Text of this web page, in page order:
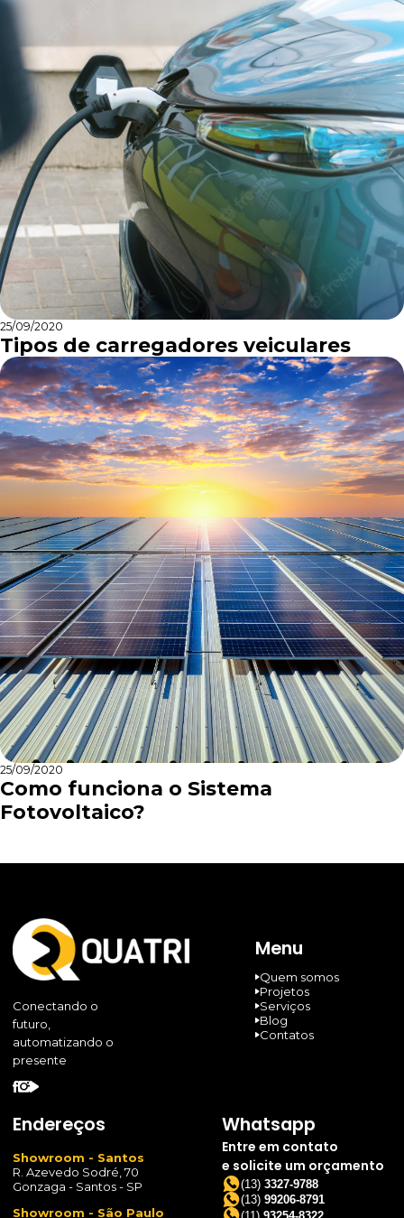
25/09/2020
Tipos de carregadores veiculares
25/09/2020
Como funciona o Sistema
Fotovoltaico?
Conectando o
futuro,
automatizando o
presente
Menu
Quem somos
Projetos
Serviços
Blog
Contatos
Endereços
Showroom - Santos
R. Azevedo Sodré, 70
Gonzaga - Santos - SP
Showroom - São Paulo
Whatsapp
Entre em contato
e solicite um orçamento
(13) 3327-9788
(13) 99206-8791